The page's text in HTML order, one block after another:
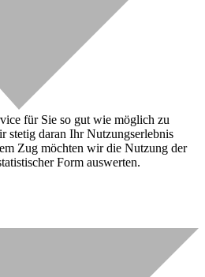
für Sie so gut wie möglich zu
stetig daran Ihr Nutzungserlebnis
Zug möchten wir die Nutzung der
Form auswerten.